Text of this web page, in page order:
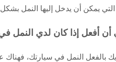
التي يمكن أن يدخل إليها النمل
أن أفعل إذا كان لدي النمل
بالفعل النمل في سيارتك،